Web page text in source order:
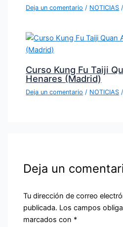
Deja un comentario / NOTICIAS
Curso Kung Fu Taiji
Henares (Madrid)
Deja un comentario / NOTICIAS
Deja un
Tu dirección de correo
publicada. Los campos
marcados con *